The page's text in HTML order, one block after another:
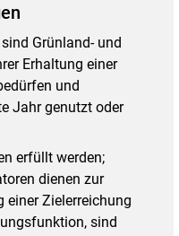
Grünland- und
Erhaltung einer
und
Jahr genutzt oder
erfüllt werden;
dienen zur
einer Zielerreichung
sind